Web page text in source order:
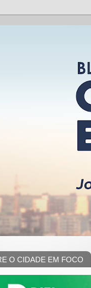
O CIDADE EM FOCO